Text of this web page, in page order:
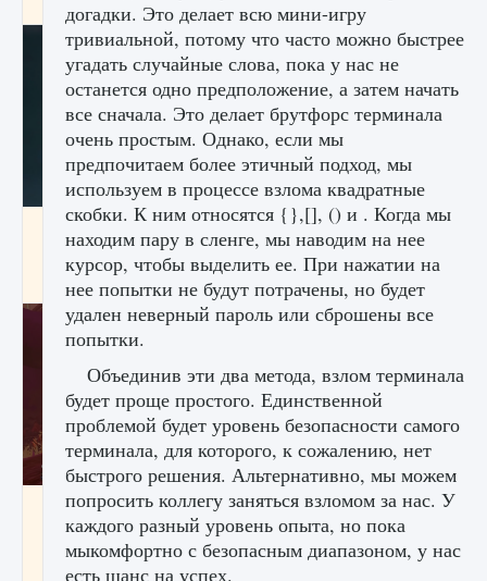
Как проверить статус сервера Delta Force
Hawk Ops
9 августа 2024
Как приручить существ джунглей Нари в
игре Creatures of Ava
9 августа 2024 1 218 0 0
догадки. Это делает всю мини-игру
тривиальной, потому что часто можно быстрее
угадать случайные слова, пока у нас не
останется одно предположение, а затем начать
все сначала. Это делает брутфорс терминала
очень простым. Однако, если мы
предпочитаем более этичный подход, мы
используем в процессе взлома квадратные
скобки. К ним относятся {},[], () и . Когда мы
находим пару в сленге, мы наводим на нее
курсор, чтобы выделить ее. При нажатии на
нее попытки не будут потрачены, но будет
удален неверный пароль или сброшены все
попытки.
Объединив эти два метода, взлом терминала
будет проще простого. Единственной
проблемой будет уровень безопасности самого
терминала, для которого, к сожалению, нет
быстрого решения. Альтернативно, мы можем
попросить коллегу заняться взломом за нас. У
каждого разный уровень опыта, но пока
мыкомфортно с безопасным диапазоном, у нас
есть шанс на успех.